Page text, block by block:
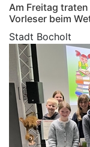
Am Freitag
Vorleser beim
Stadt Bocholt